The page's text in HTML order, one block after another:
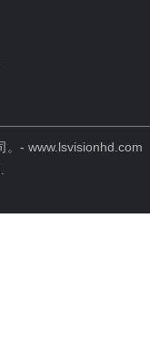
。- www.lsvisionhd.com